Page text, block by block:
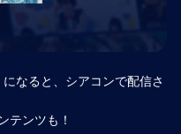
なると、シアコンで配信さ
テンツも！